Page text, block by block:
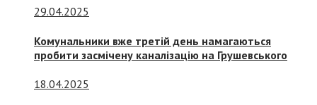
29.04.2025
Комунальники вже третій день намагаються
пробити засмічену каналізацію на Грушевського
18.04.2025